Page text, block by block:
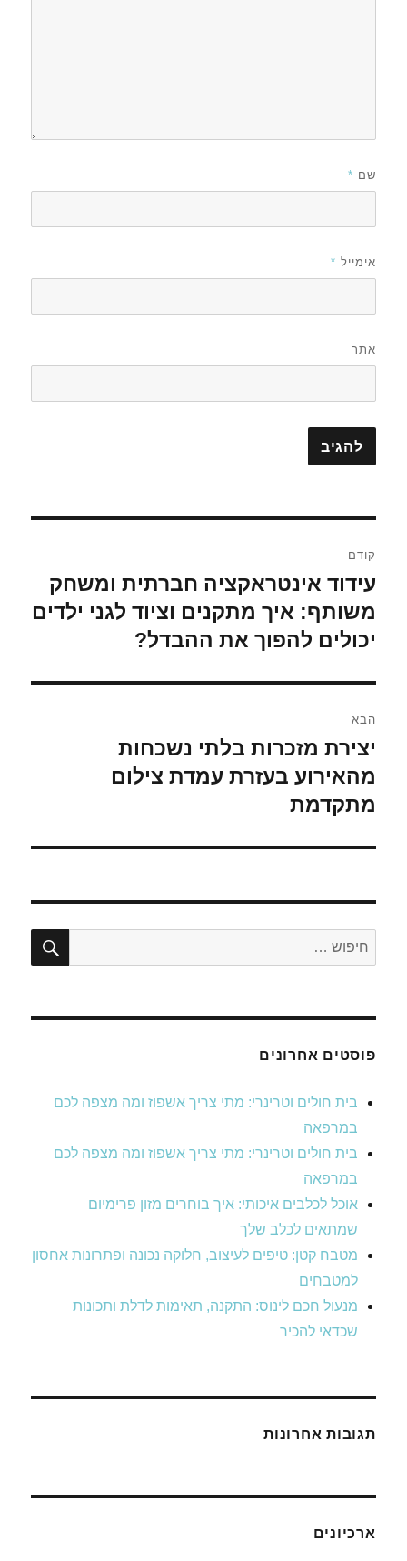
שם *
אימייל *
אתר
קודם
הפוסט
הקודם:
עידוד אינטראקציה חברתית ומשחק
משותף: איך מתקנים וציוד לגני ילדים
יכולים להפוך את ההבדל?
הבא
הפוסט
הבא:
יצירת מזכרות בלתי נשכחות
מהאירוע בעזרת עמדת צילום
מתקדמת
חפש:
פוסטים אחרונים
בית חולים וטרינרי: מתי צריך אשפוז ומה מצפה לכם
במרפאה
בית חולים וטרינרי: מתי צריך אשפוז ומה מצפה לכם
במרפאה
אוכל לכלבים איכותי: איך בוחרים מזון פרימיום
שמתאים לכלב שלך
מטבח קטן: טיפים לעיצוב, חלוקה נכונה ופתרונות אחסון
למטבחים
מנעול חכם לינוס: התקנה, תאימות לדלת ותכונות
שכדאי להכיר
תגובות אחרונות
ארכיונים